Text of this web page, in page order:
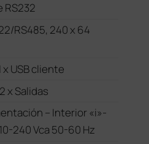
RS232
RS485, 240 x 64
x USB cliente
x Salidas
– Interior «i»-
240 Vca 50-60 Hz